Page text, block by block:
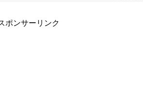
ポンサーリンク